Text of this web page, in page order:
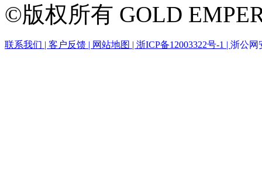
©版权所有 GOLD
联系我们 | 客户反馈 | 网站地图 | 浙ICP备12003322号-1 | 浙公网